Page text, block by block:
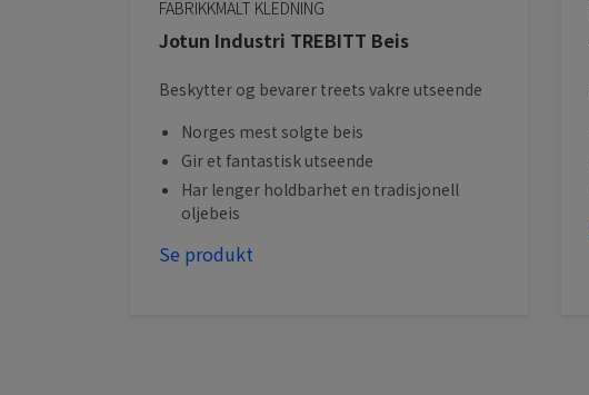
FABRIKKMALT KLEDNING
Jotun Industri TREBITT Beis
Beskytter og bevarer treets vakre utseende
Norges mest solgte beis
Gir et fantastisk utseende
Har lenger holdbarhet en tradisjonell
oljebeis
Se produkt